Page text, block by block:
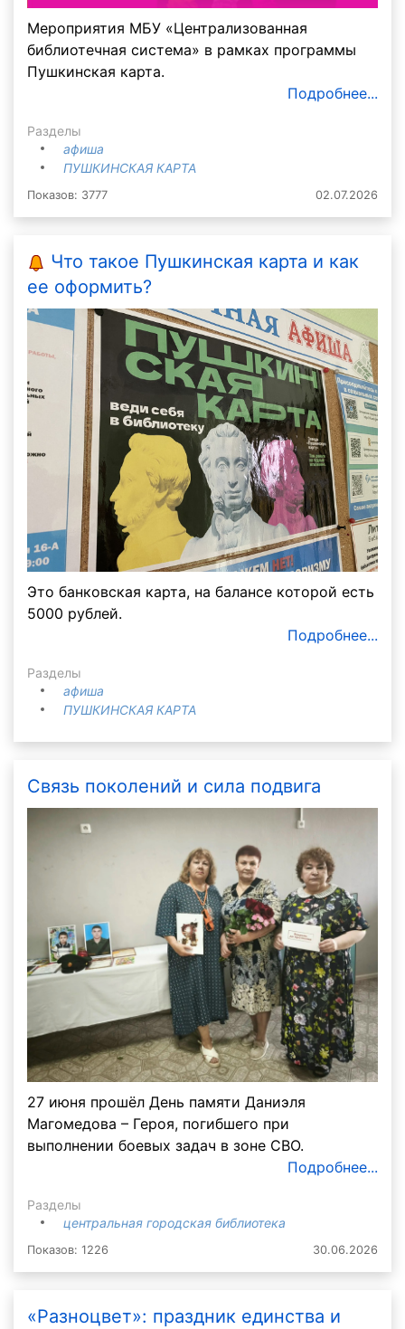
Мероприятия МБУ «Централизованная
библиотечная система» в рамках программы
Пушкинская карта.
Подробнее...
Разделы
афиша
ПУШКИНСКАЯ КАРТА
Показов: 3777 02.07.2026
Что такое Пушкинская карта и как
ее оформить?
Это банковская карта, на балансе которой есть
5000 рублей.
Подробнее...
Разделы
афиша
ПУШКИНСКАЯ КАРТА
Связь поколений и сила подвига
27 июня прошёл День памяти Даниэля
Магомедова – Героя, погибшего при
выполнении боевых задач в зоне СВО.
Подробнее...
Разделы
центральная городская библиотека
Показов: 1226 30.06.2026
«Разноцвет»: праздник единства и